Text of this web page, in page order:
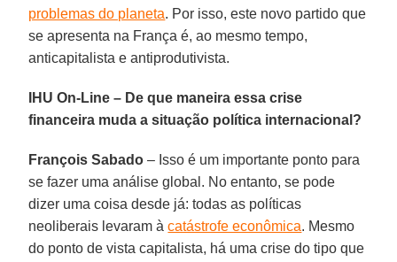
problemas do planeta. Por isso, este novo partido que
se apresenta na França é, ao mesmo tempo,
anticapitalista e antiprodutivista.
IHU On-Line – De que maneira essa crise
financeira muda a situação política internacional?
François Sabado – Isso é um importante ponto para
se fazer uma análise global. No entanto, se pode
dizer uma coisa desde já: todas as políticas
neoliberais levaram àcatástrofe econômica. Mesmo
do ponto de vista capitalista, há uma crise do tipo que